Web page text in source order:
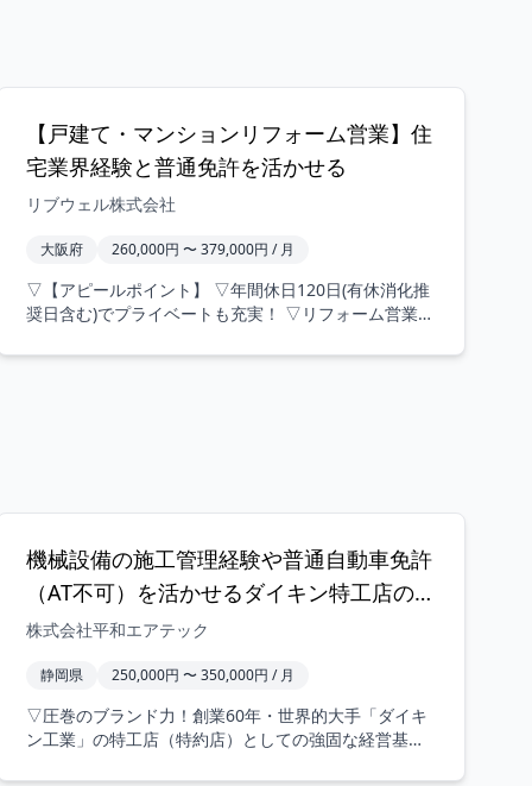
【戸建て・マンションリフォーム営業】住
宅業界経験と普通免許を活かせる
リブウェル株式会社
大阪府 260,000円 〜 379,000円 / 月
▽【アピールポイント】 ▽年間休日120日(有休消化推
奨日含む)でプライベートも充実！ ▽リフォーム営業と
模な設備交換が中心でスピーディーな提案が可能！ ▽
評価・還元！ ▽資格取得支援や各種補助制度が充実し
スキルアップを後押し！ 【仕事内容詳細】 戸建住宅や
マンションのリフォーム工事における営業業務全般を
お任せします。 当社リブウェルは、トイレ・キッチ
ン・洗面化粧台・お風呂などの水まわり設備リフォー
ムを中心とした事業を展開しています。 全体の60～
を組み合わせたリフォームや間取り改装などの中規模
工事、さらには全面改装などの大規模工事まで幅広く
機械設備の施工管理経験や普通自動車免許
（AT不可）を活かせるダイキン特工店の
空調設備施工管理・現場監督職（ベテラン
株式会社平和エアテック
静岡県 250,000円 〜 350,000円 / 月
▽圧巻のブランド力！創業60年・世界的大手「ダイキ
ン工業」の特工店（特約店）としての強固な経営基盤